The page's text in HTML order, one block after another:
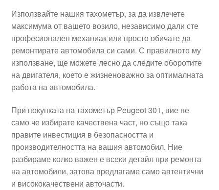
Плащанията
Политика за поверителност
Правила и условия
Процедура за рекламации
Разгледайте
Транспорт
Използвайте нашия тахометър, за да извлечете
максимума от вашето возило, независимо дали сте
професионален механиак или просто обичате да
ремонтирате автомобила си сами. С правилното му
използване, ще можете лесно да следите оборотите
на двигателя, което е жизненоважно за оптималната
работа на автомобила.
При покупката на тахометър Peugeot 301, вие не
само че избирате качествена част, но също така
правите инвестиция в безопасността и
производителността на вашия автомобил. Ние
разбираме колко важен е всеки детайл при ремонта
на автомобили, затова предлагаме само автентични
и висококачествени авточасти.